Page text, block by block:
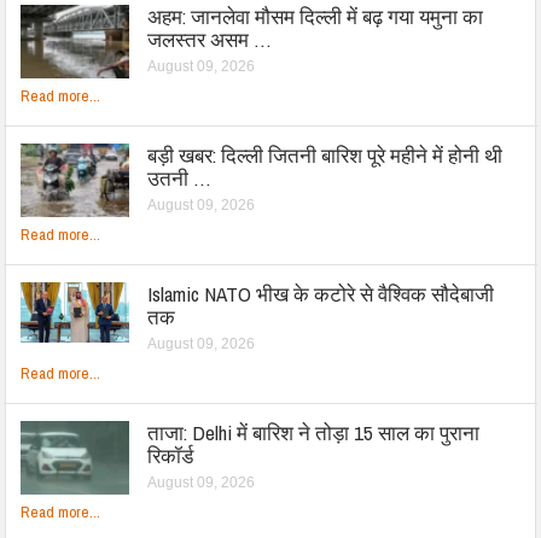
अहम: जानलेवा मौसम दिल्ली में बढ़ गया यमुना का
जलस्तर असम …
August 09, 2026
Read more...
बड़ी खबर: दिल्ली जितनी बारिश पूरे महीने में होनी थी
उतनी …
August 09, 2026
Read more...
Islamic NATO भीख के कटोरे से वैश्विक सौदेबाजी
तक
August 09, 2026
Read more...
ताजा: Delhi में बारिश ने तोड़ा 15 साल का पुराना
रिकॉर्ड
August 09, 2026
Read more...